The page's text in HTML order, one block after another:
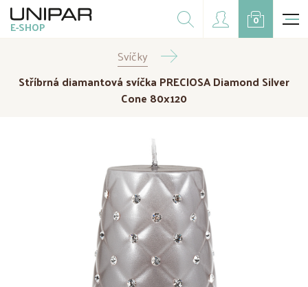
E-SHOP
Dárkové balíčky
Doplňky
Doprodej
Kampaně
CZK EUR
0
Svíčky
Stříbrná diamantová svíčka PRECIOSA Diamond Silver
Cone 80x120